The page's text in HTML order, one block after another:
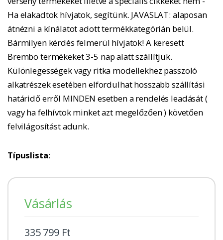
Ha elakadtok hívjatok, segítünk. JAVASLAT: alaposan
átnézni a kínálatot adott termékkategórián belül.
Bármilyen kérdés felmerül hívjatok! A keresett
Brembo termékeket 3-5 nap alatt szállítjuk.
Különlegességek vagy ritka modellekhez passzoló
alkatrészek esetében elfordulhat hosszabb szállítási
határidő erről MINDEN esetben a rendelés leadását (
vagy ha felhívtok minket azt megelőzően ) követően
felvilágosítást adunk.
Típuslista:
Vásárlás
335 799 Ft